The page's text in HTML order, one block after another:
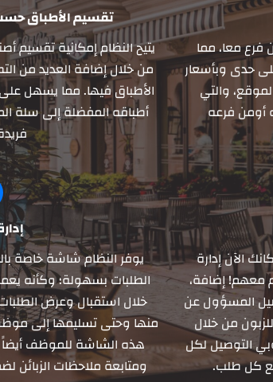
فرع معا، مما
حدى وبأسعار
والتي
أومن فرعه
تقسيم الأطباق
يتيح النظام إمكانية تقسيم
من خلال إضافة العديد من
الأطباق فيها. مما يسهل
أطباقه المفضلة إلى سلة
الآن إدارة
معهم! إضافة،
المسؤول عن
من خلال
التوصيل لكل
كل طلب.
يوفر النظام شاشة خاصة
الطلبات بسهولة؛ وكأنه
خلال استقبال وعرض
منها وحتى تسليمها إلى موظف
هذه الشاشة للموظف
ومتابعة ملاحظات